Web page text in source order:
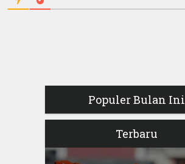
Populer Bulan Ini
Terbaru